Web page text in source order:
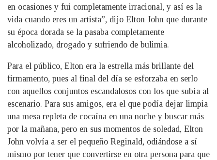
en ocasiones y fui completamente irracional, y así es la
vida cuando eres un artista”, dijo Elton John que durante
su época dorada se la pasaba completamente
alcoholizado, drogado y sufriendo de bulimia.
Para el público, Elton era la estrella más brillante del
firmamento, pues al final del día se esforzaba en serlo
con aquellos conjuntos escandalosos con los que subía al
escenario. Para sus amigos, era el que podía dejar limpia
una mesa repleta de cocaína en una noche y buscar más
por la mañana, pero en sus momentos de soledad, Elton
John volvía a ser el pequeño Reginald, odiándose a sí
mismo por tener que convertirse en otra persona para que